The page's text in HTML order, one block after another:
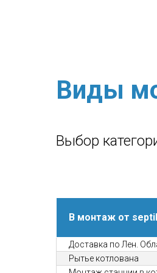
Виды
Выбор
В монтаж от
Доставка по Лен.
Рытье котлована